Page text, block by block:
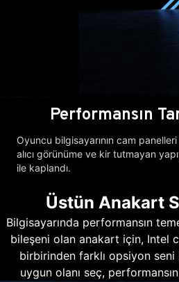
Performansın
Oyuncu bilgisayarının cam
alıcı görünüme ve kir tutmayan
ile kaplandı.
Üstün Anakart
Bilgisayarında performansın
bileşeni olan anakart için, Intel
birbirinden farklı opsiyon seni
uygun olanı seç, performansın